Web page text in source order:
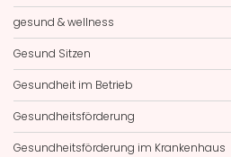
gesund & wellness
Gesund Sitzen
Gesundheit im Betrieb
Gesundheitsförderung
Gesundheitsförderung im Krankenhaus